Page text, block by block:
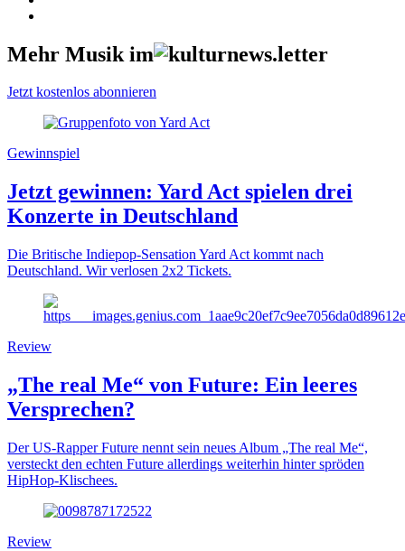
Mehr Musik im
Jetzt kostenlos abonnieren
Gewinnspiel
Jetzt gewinnen: Yard Act spielen drei
Konzerte in Deutschland
Die Britische Indiepop-Sensation Yard Act kommt nach
Deutschland. Wir verlosen 2x2 Tickets.
Review
„The real Me“ von Future: Ein leeres
Versprechen?
Der US-Rapper Future nennt sein neues Album „The real Me“,
versteckt den echten Future allerdings weiterhin hinter spröden
HipHop-Klischees.
Review